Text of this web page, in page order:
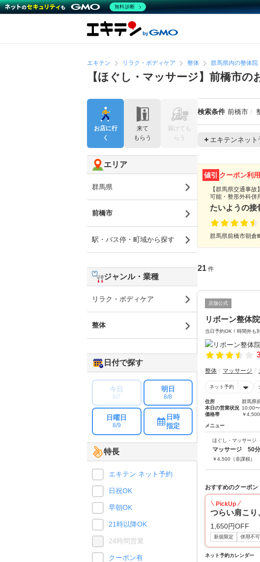
エキテン リラク・ボディケア 整体 群馬県内の整体院
【ほぐし・マッサージ】前橋市の
検索条件 前橋市
エキテンネット
値引 クーポン利
【群馬県交通事
可能・整形外科併
たいようの接
群馬県前橋市朝倉
21 件
店舗公式
リボーン整体院
当日予約OK！時間外も
整体 マッサージ
ネット予約
住所
群馬県
本日の営業状況 10:00
価格帯
￥
メニュー
ほぐし・マッサージ
マッサージ 50分
￥4,500 （非課税）
おすすめのクーポン
PickUp
つらい肩こり
1,650円OFF
新規限定 併用不可
ネット予約カレンダー
お店に行
く
来て
もらう
届けても
らう
エリア
群馬県
前橋市
駅・バス停・町域から探す
ジャンル・業種
リラク・ボディケア
整体
日付で探す
今日
8/7
明日
8/8
日曜日
8/9
日時
指定
特長
エキテン ネット予約
日祝OK
早朝OK
21時以降OK
24時間営業
クーポン有
無料診断